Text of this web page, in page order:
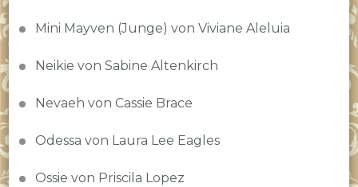
Mini Mayven (Junge) von Viviane Aleluia
Neikie von Sabine Altenkirch
Nevaeh von Cassie Brace
Odessa von Laura Lee Eagles
Ossie von Priscila Lopez